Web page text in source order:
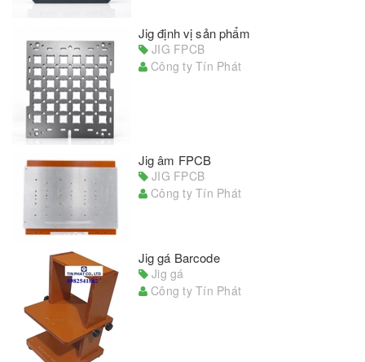
Jig định vị sản phẩm
JIG FPCB
Công ty Tín Phát
Jig âm FPCB
JIG FPCB
Công ty Tín Phát
Jig gá Barcode
Jig gá
Công ty Tín Phát